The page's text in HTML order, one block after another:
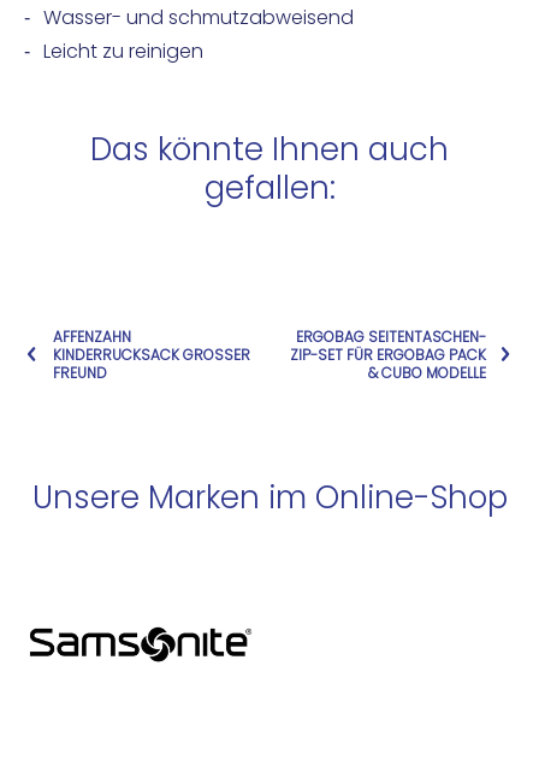
Wasser- und schmutzabweisend
Leicht zu reinigen
Das könnte Ihnen auch
gefallen:
AFFENZAHN
KINDERRUCKSACK GROSSER F
REUND
ERGOBAG SEITENTASCHEN-
ZIP-SET FÜR ERGOBAG PACK
& CUBO MODELLE
Unsere Marken im Online-Shop